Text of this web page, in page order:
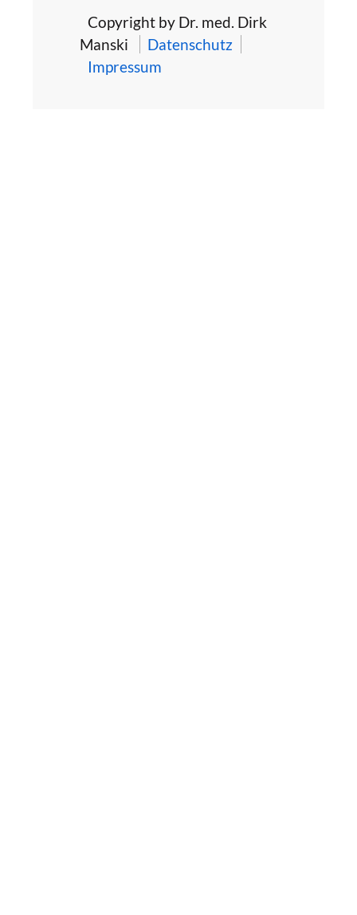
Copyright by Dr. med. Dirk
Manski
Datenschutz
Impressum